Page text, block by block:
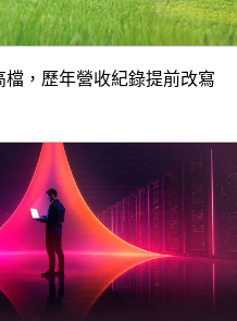
檔，歷年營收紀錄提前改寫